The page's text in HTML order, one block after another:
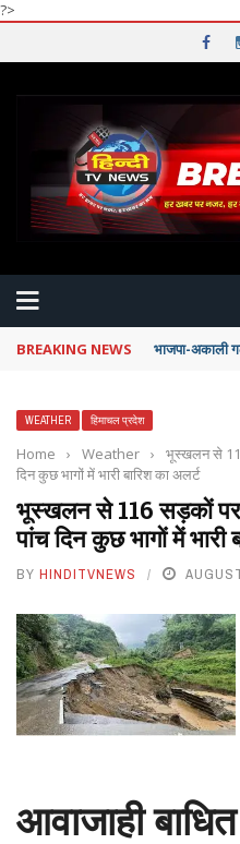
?>
BREAKING NEWS भाजपा-अकाली
WEATHER हिमाचल प्रदेश
Home › Weather ›
भूस्खलन से 116
दिन कुछ भागों में भारी बारिश का अलर्ट
भूस्खलन से 116 सड़कों पर
पांच दिन कुछ भागों में भारी
BY HINDITVNEWS
आवाजाही बाधित